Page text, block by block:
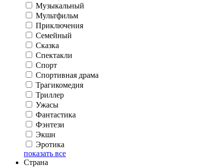
Музыкальный
Мультфильм
Приключения
Семейный
Сказка
Спектакли
Спорт
Спортивная драма
Трагикомедия
Триллер
Ужасы
Фантастика
Фэнтези
Экшн
Эротика
показать все
Страна